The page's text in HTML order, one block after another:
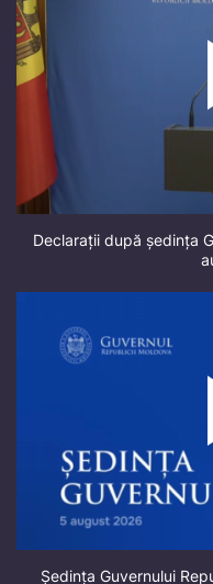
Declarații după ședința
Ședința Guvernului